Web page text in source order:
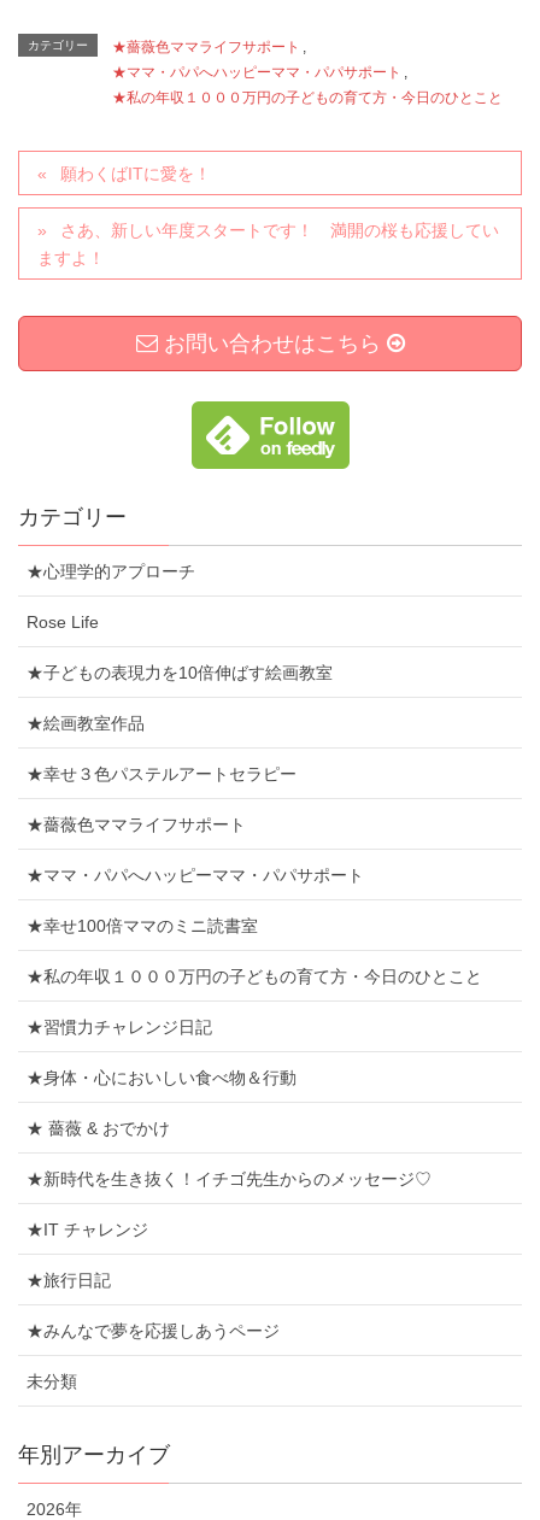
カテゴリー ★薔薇色ママライフサポート ,
★ママ・パパへハッピーママ・パパサポート ,
★私の年収１０００万円の子どもの育て方・今日のひとこと
願わくばITに愛を！
さあ、新しい年度スタートです！ 満開の桜も応援してい
ますよ！
お問い合わせはこちら
カテゴリー
★心理学的アプローチ
Rose Life
★子どもの表現力を10倍伸ばす絵画教室
★絵画教室作品
★幸せ３色パステルアートセラピー
★薔薇色ママライフサポート
★ママ・パパへハッピーママ・パパサポート
★幸せ100倍ママのミニ読書室
★私の年収１０００万円の子どもの育て方・今日のひとこと
★習慣力チャレンジ日記
★身体・心においしい食べ物＆行動
★ 薔薇 & おでかけ
★新時代を生き抜く！イチゴ先生からのメッセージ♡
★IT チャレンジ
★旅行日記
★みんなで夢を応援しあうページ
未分類
年別アーカイブ
2026年